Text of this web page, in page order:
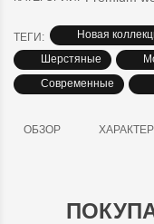
ТЕГИ: Новая
Шерстяные
Современные
ОБЗОР